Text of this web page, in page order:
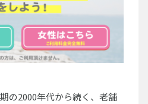
の2000年代から続く、老舗